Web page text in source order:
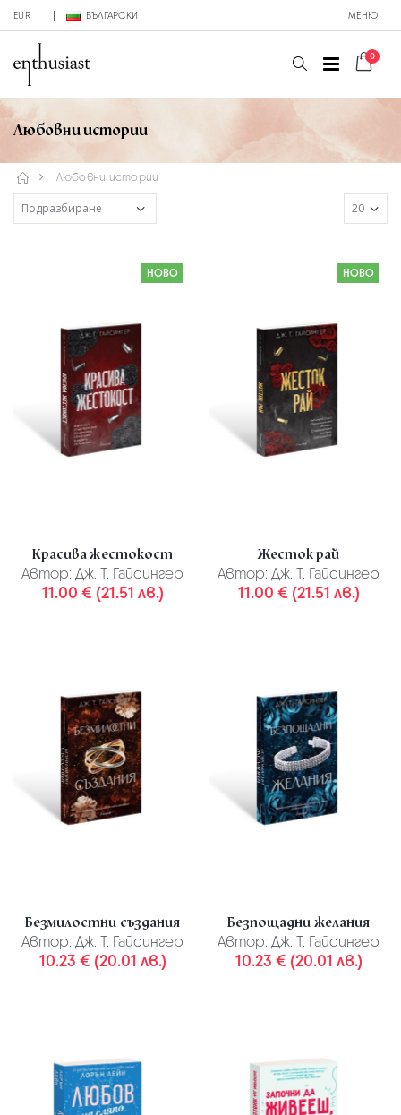
EUR БЪЛГАРСКИ МЕНЮ
0
Любовни истории
Любовни истории
НОВО
Красива жестокост
Автор: Дж. Т. Гайсингер
11.00 € (21.51 лв.)
НОВО
Жесток рай
Автор: Дж. Т. Гайсингер
11.00 € (21.51 лв.)
Безмилостни създания
Автор: Дж. Т. Гайсингер
10.23 € (20.01 лв.)
Безпощадни желания
Автор: Дж. Т. Гайсингер
10.23 € (20.01 лв.)